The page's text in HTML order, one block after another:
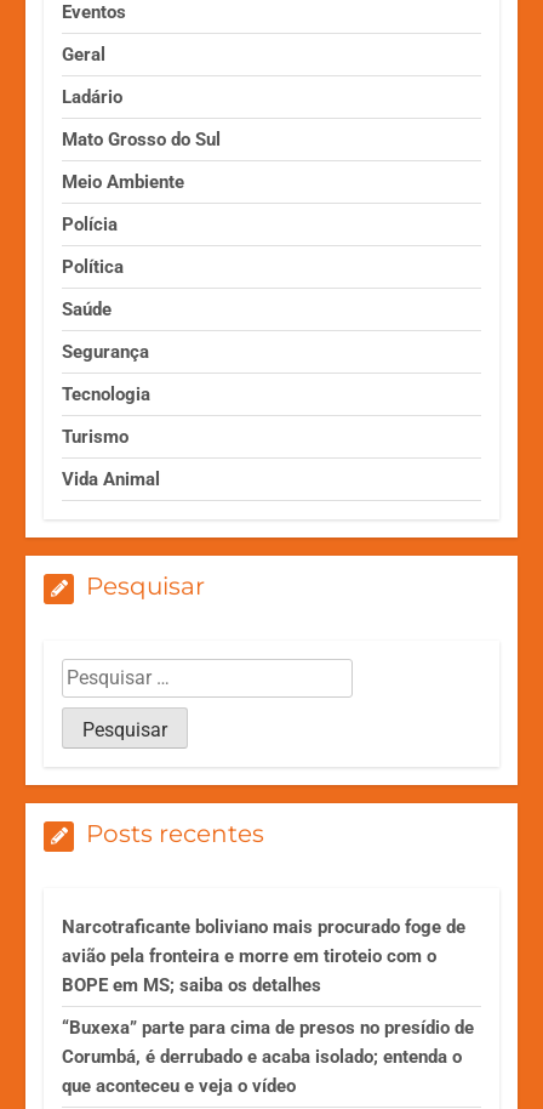
Eventos
Geral
Ladário
Mato Grosso do Sul
Meio Ambiente
Polícia
Política
Saúde
Segurança
Tecnologia
Turismo
Vida Animal
Pesquisar
Posts recentes
Narcotraficante boliviano mais procurado foge de
avião pela fronteira e morre em tiroteio com o
BOPE em MS; saiba os detalhes
“Buxexa” parte para cima de presos no presídio de
Corumbá, é derrubado e acaba isolado; entenda o
que aconteceu e veja o vídeo